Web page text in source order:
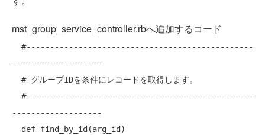
mst_group_service_controller.rbへ追加するコード
#------------------------------------------------
-------------------
# グループIDを条件にレコードを取得します。
#------------------------------------------------
-------------------
def find_by_id(arg_id)